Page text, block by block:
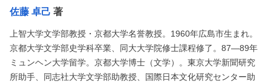
佐藤 卓己 著
上智大学文学部教授・京都大学名誉教授。1960年広島市生まれ。
京都大学文学部史学科卒業、同大大学院修士課程修了。87―89年
ミュンヘン大学留学。京都大学博士（文学）。東京大学新聞研究
所助手、同志社大学文学部助教授、国際日本文化研究センター助